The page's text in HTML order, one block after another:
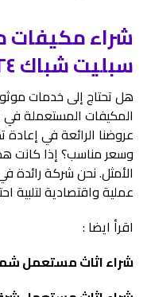
شراء مكیفات
سبلیت شباك ٠٥٥٥٤٣٧٢٢٤
هل تحتاج إلى خدمات
المكيفات المستعملة
عروضنا الرائعة في إعادة
وسعر مناسب؟ إذا كانت
الأمثل. نحن شركة رائدة
عملية واقتصادية لتلبية
اقرأ ايضا :
شراء اثاث مستعمل